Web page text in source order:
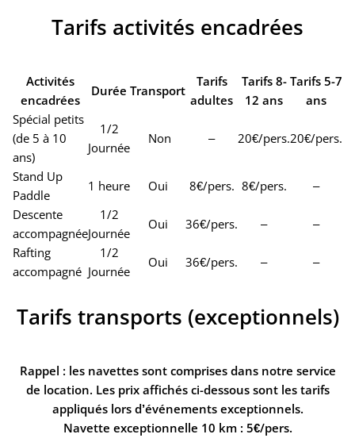
Tarifs activités encadrées
Activités
encadrées
Durée Transport
Tarifs
adultes
Tarifs 8-
12 ans
Tarifs 5-7
ans
Spécial petits
(de 5 à 10
ans)
1/2
Journée
Non – 20€/pers.20€/pers.
Stand Up
Paddle
1 heure Oui 8€/pers. 8€/pers.
–
Descente
accompagnée
1/2
Journée
Oui 36€/pers. –
–
Rafting
accompagné
1/2
Journée
Oui 36€/pers. – –
Tarifs transports (exceptionnels)
Rappel : les navettes sont comprises dans notre service
de location. Les prix affichés ci-dessous sont les tarifs
appliqués lors d’événements exceptionnels.
Navette exceptionnelle 10 km : 5€/pers.